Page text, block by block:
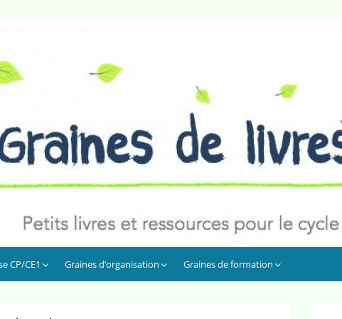
CP/CE1 Graines d’organisation Graines de formation